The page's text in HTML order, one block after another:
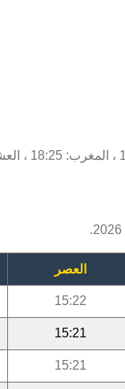
العصر
15:22
15:21
15:21